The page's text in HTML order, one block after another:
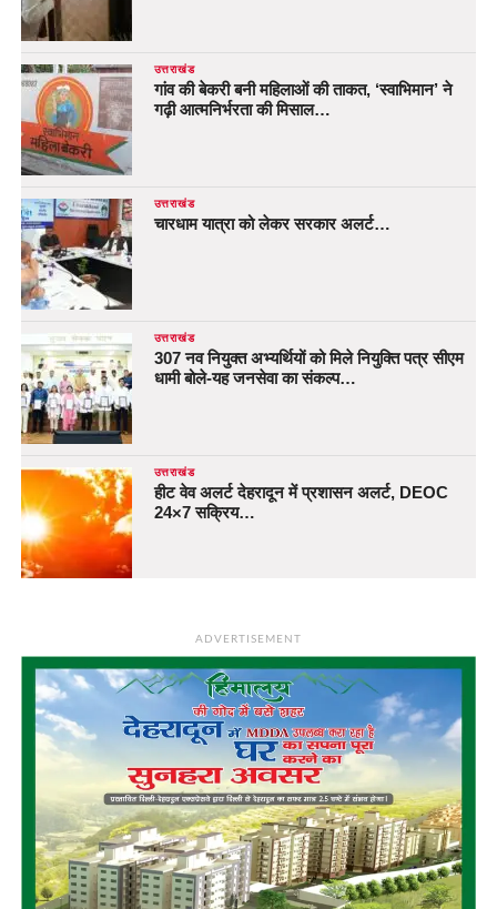
उत्तराखंड
गांव की बेकरी बनी महिलाओं की ताकत, ‘स्वाभिमान’ ने
गढ़ी आत्मनिर्भरता की मिसाल…
उत्तराखंड
चारधाम यात्रा को लेकर सरकार अलर्ट…
उत्तराखंड
307 नव नियुक्त अभ्यर्थियों को मिले नियुक्ति पत्र सीएम
धामी बोले-यह जनसेवा का संकल्प…
उत्तराखंड
हीट वेव अलर्ट देहरादून में प्रशासन अलर्ट, DEOC
24×7 सक्रिय…
ADVERTISEMENT